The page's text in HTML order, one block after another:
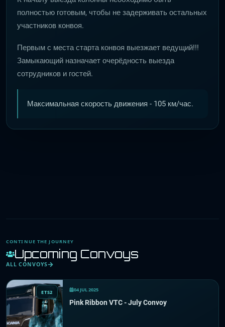
полностью готовым, чтобы не задерживать остальных
участников конвоя.
Первым с места старта конвоя выезжает ведущий!!!
Замыкающий назначает очерёдность выезда
сотрудников и гостей.
Максимальная скорость движения - 105 км/час.
CONTINUE THE JOURNEY
Upcoming Convoys
ALL CONVOYS
ETS2 04 JUL 2025
Pink Ribbon VTC - July Convoy